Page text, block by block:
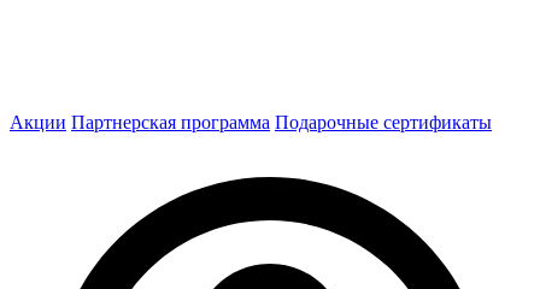
Акции Партнерская программа Подарочные сертификаты